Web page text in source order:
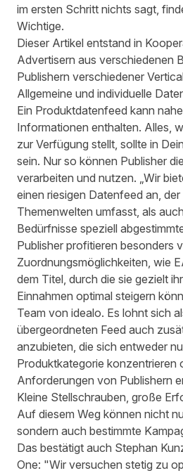
im ersten Schritt nichts sagt,
Wichtige.
Dieser Artikel entstand in
Advertisern aus verschiedenen
Publishern verschiedener
Allgemeine und individuelle
Ein Produktdatenfeed kann
Informationen enthalten. Alles,
zur Verfügung stellt, sollte in
sein. Nur so können Publisher
verarbeiten und nutzen. „Wir
einen riesigen Datenfeed an,
Themenwelten umfasst, als
Bedürfnisse speziell
Publisher profitieren besonders
Zuordnungsmöglichkeiten, wie
dem Titel, durch die sie gezielt
Einnahmen optimal steigern
Team von idealo. Es lohnt sich
übergeordneten Feed auch
anzubieten, die sich entweder
Produktkategorie konzentrieren
Anforderungen von Publishern
Kleine Stellschrauben, große
Auf diesem Weg können nicht
sondern auch bestimmte
Das bestätigt auch Stephan
One: "Wir versuchen stetig zu